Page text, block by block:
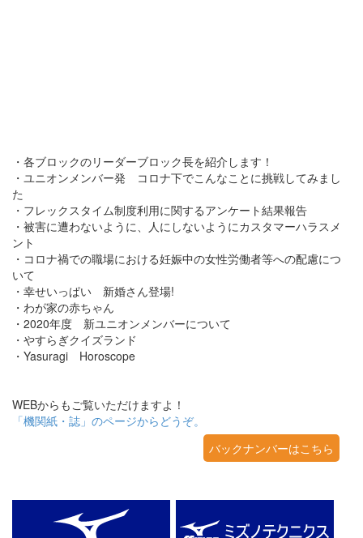
・各ブロックのリーダーブロック長を紹介します！
・ユニオンメンバー発 コロナ下でこんなことに挑戦してみまし
た
・フレックスタイム制度利用に関するアンケート結果報告
・被害に遭わないように、人にしないようにカスタマーハラスメ
ント
・コロナ禍での職場における妊娠中の女性労働者等への配慮につ
いて
・幸せいっぱい 新婚さん登場!
・わが家の赤ちゃん
・2020年度 新ユニオンメンバーについて
・やすらぎクイズランド
・Yasuragi Horoscope
WEBからもご覧いただけますよ！
「機関紙・誌」のページからどうぞ。
バックナンバーはこちら